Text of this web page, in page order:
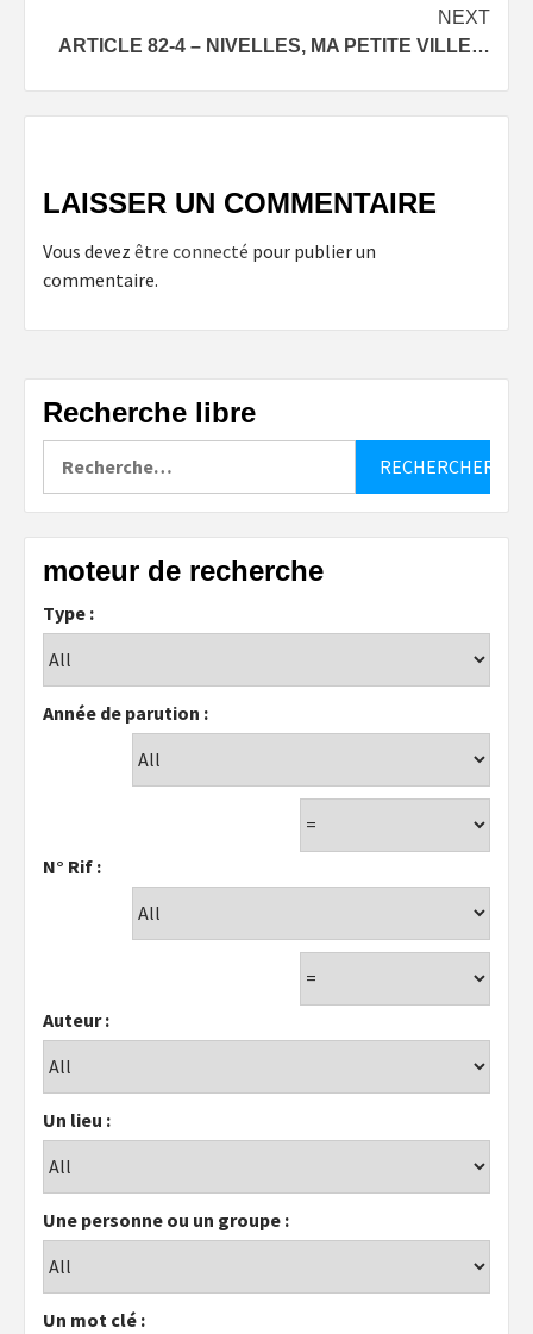
NEXT
ARTICLE 82-4 – NIVELLES, MA PETITE VILLE…
LAISSER UN COMMENTAIRE
Vous devez être connecté pour publier un
commentaire.
Recherche libre
moteur de recherche
Type :
Année de parution :
N° Rif :
Auteur :
Un lieu :
Une personne ou un groupe :
Un mot clé :